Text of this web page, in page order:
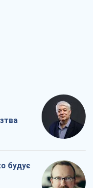
будує